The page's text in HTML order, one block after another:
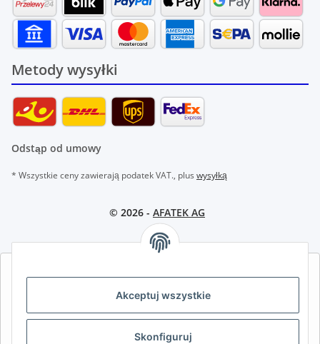
Akceptuj wszystkie
Skonfiguruj
Metody wysyłki
Odstąp od umowy
* Wszystkie ceny zawierają podatek VAT., plus wysyłką
© 2026 - AFATEK AG
AFATEK INTERNATIONAL – WYBIERZ REGION I JĘZYK | SELECT
DE AT CH (DE) CH (FR)
BE (NL) BE (FR)